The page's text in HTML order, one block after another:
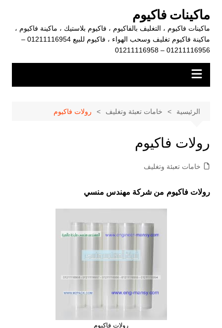
المحتوى
ماكينات فاكيوم
ماكينات فاكيوم ، التغليف بالفاكيوم ، فاكيوم بلاستيك ، ماكينة فاكيوم ،
ماكينة فاكيوم تغليف وسحب الهواء ، فاكيوم للبيع 01211116954 –
01211116956 – 01211116958
الرئيسية خامات تعبئة وتغليف رولات فاكيوم
رولات فاكيوم
خامات تعبئة وتغليف
رولات فاكيوم من شركة مهندس منسي
رولات فاكيوم